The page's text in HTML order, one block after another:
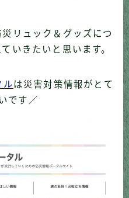
リュック＆グッズにつ
いきたいと思います。
ルは災害対策情報がとて
です／